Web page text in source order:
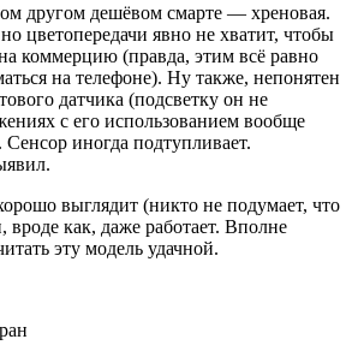
другом дешёвом смарте — хреновая.
цветопередачи явно не хватит, чтобы
коммерцию (правда, этим всё равно
на телефоне). Ну также, непонятен
датчика (подсветку он не
с его использованием вообще
иногда подтупливает.
выглядит (никто не подумает, что
как, даже работает. Вполне
эту модель удачной.